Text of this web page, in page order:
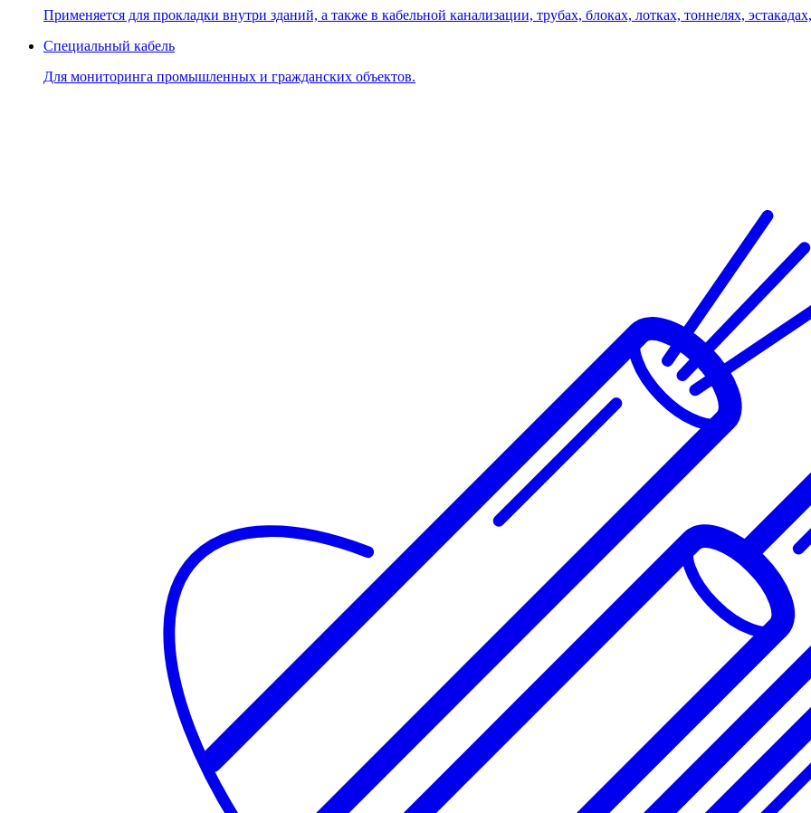
Применяется для прокладки внутри зданий, а также в кабельной канализации, трубах, блоках, лотках, тоннелях,
Специальный кабель
Для мониторинга промышленных и гражданских объектов.